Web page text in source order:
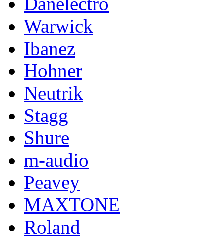
Warwick
Ibanez
Hohner
Neutrik
Stagg
Shure
m-audio
Peavey
MAXTONE
Roland